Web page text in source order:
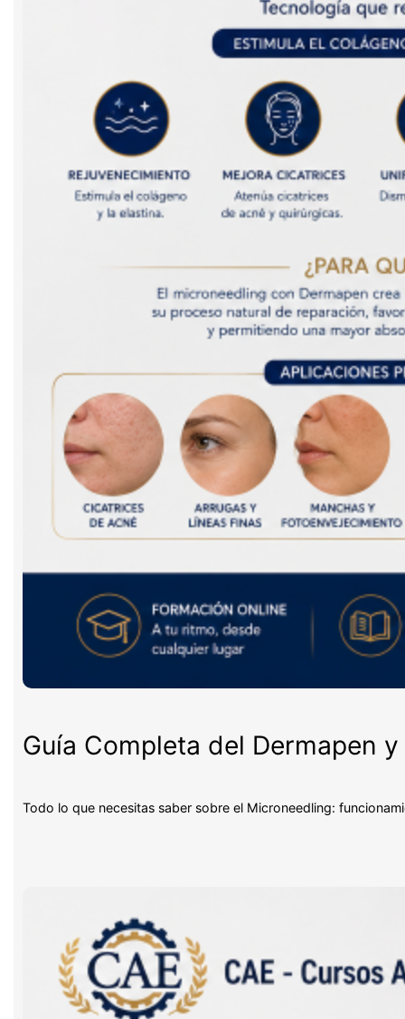
Guía Completa del Dermapen
Todo lo que necesitas saber sobre el Microneedling: